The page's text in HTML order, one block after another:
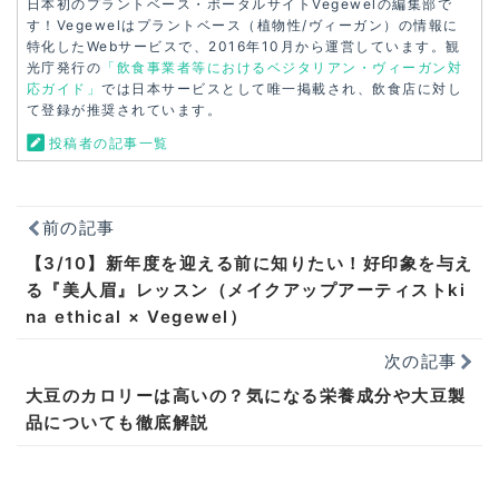
日本初のプラントベース・ポータルサイトVegewelの編集部で
す！Vegewelはプラントベース（植物性/ヴィーガン）の情報に
特化したWebサービスで、2016年10月から運営しています。観
光庁発行の 「飲食事業者等におけるベジタリアン・ヴィーガン対
応ガイド」 では日本サービスとして唯一掲載され、飲食店に対し
て登録が推奨されています。
投稿者の記事一覧
前の記事
【3/10】新年度を迎える前に知りたい！好印象を与え
る『美人眉』レッスン（メイクアップアーティストki
na ethical × Vegewel）
次の記事
⼤⾖のカロリーは⾼いの？気になる栄養成分や⼤⾖製
品についても徹底解説